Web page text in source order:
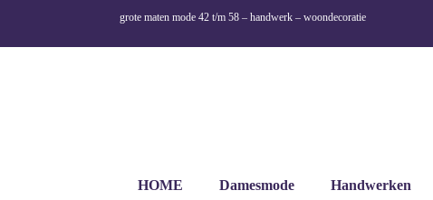
grote maten mode 42 t/m 58 – handwerk – woondecoratie
HOME Damesmode Handwerken